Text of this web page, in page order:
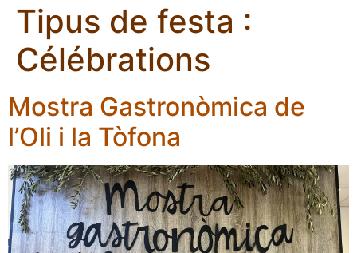
Tipus de festa :
Célébrations
Mostra Gastronòmica de
l’Oli i la Tòfona